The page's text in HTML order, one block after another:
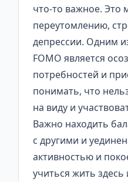
что-то важное. Это
переутомлению,
депрессии. Одним
FOMO является
потребностей и
понимать, что
на виду и
Важно находить
с другими и
активностью и
учиться жить здесь